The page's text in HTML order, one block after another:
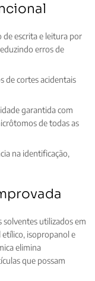
de escrita e leitura por
erros de
de cortes acidentais
garantida com
de todas as
na identificação,
solventes utilizados em
isopropanol e
elimina
que possam